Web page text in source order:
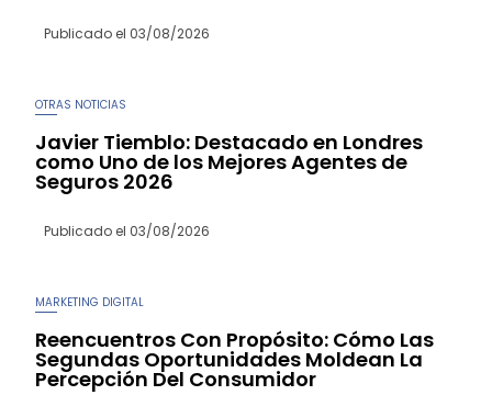
Publicado el 03/08/2026
OTRAS NOTICIAS
Javier Tiemblo: Destacado en Londres
como Uno de los Mejores Agentes de
Seguros 2026
Publicado el 03/08/2026
MARKETING DIGITAL
Reencuentros Con Propósito: Cómo Las
Segundas Oportunidades Moldean La
Percepción Del Consumidor